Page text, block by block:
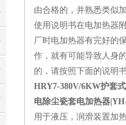
由合格的，并熟悉类似
使用说明书在电加热器
厂时电加热器有完好的
作，就有可能导致人身
的，请按照下面的说明
HRY7-380V/6KW护套
电除尘瓷套电加热器
用于液压，润滑装置加